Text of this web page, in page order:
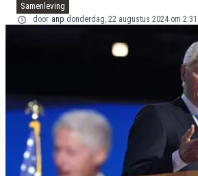
Samenleving
door anp donderdag, 22 augustus 2024 om 2:31